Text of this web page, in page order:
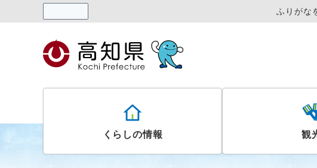
ふりがな
くらしの情報 観